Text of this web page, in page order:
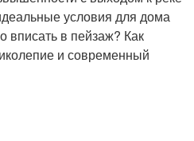
условия для дома
вписать в пейзаж? Как
и современный